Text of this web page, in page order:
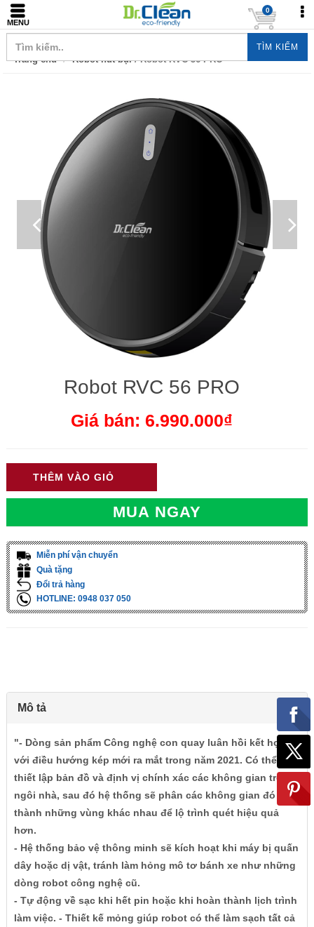
MENU
TÌM KIẾM
0
Trang chủ Robot hút bụi/ Robot RVC 56 PRO
Robot RVC 56 PRO
Giá bán: 6.990.000₫
THÊM VÀO GIỎ
MUA NGAY
Miễn phí vận chuyển
Quà tặng
Đổi trả hàng
HOTLINE: 0948 037 050
Mô tả
"- Dòng sản phẩm Công nghệ con quay luân hồi kết hợp
với điều hướng kép mới ra mắt trong năm 2021. Có thể
thiết lập bản đồ và định vị chính xác các không gian trong
ngôi nhà, sau đó hệ thống sẽ phân các không gian đó
thành những vùng khác nhau để lộ trình quét hiệu quả
hơn.
- Hệ thống bảo vệ thông minh sẽ kích hoạt khi máy bị quấn
dây hoặc dị vật, tránh làm hỏng mô tơ bánh xe như những
dòng robot công nghệ cũ.
- Tự động về sạc khi hết pin hoặc khi hoàn thành lịch trình
làm việc. - Thiết kế mỏng giúp robot có thể làm sạch tất cả